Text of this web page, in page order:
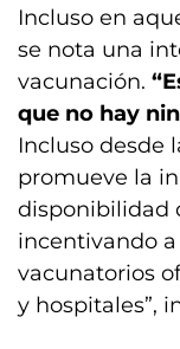
Incluso en
se nota una
vacunación.
que no hay
Incluso desde
promueve la
disponibilidad
incentivando
vacunatorios
y hospitales”,